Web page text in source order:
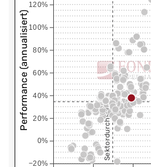
−20%
0%
20%
40%
60%
80%
100%
120%
Sektordurchschnitt
Performance (annualisiert)